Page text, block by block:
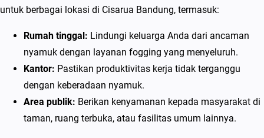
untuk berbagai lokasi di Cisarua Bandung, termasuk:
Rumah tinggal: Lindungi keluarga Anda dari ancaman
nyamuk dengan layanan fogging yang menyeluruh.
Kantor: Pastikan produktivitas kerja tidak terganggu
dengan keberadaan nyamuk.
Area publik: Berikan kenyamanan kepada masyarakat di
taman, ruang terbuka, atau fasilitas umum lainnya.